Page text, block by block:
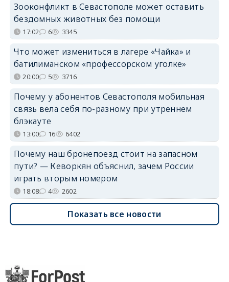
Зооконфликт в Севастополе может оставить
бездомных животных без помощи
17:02 6 3345
Что может измениться в лагере «Чайка» и
батилиманском «профессорском уголке»
20:00 5 3716
Почему у абонентов Севастополя мобильная
связь вела себя по-разному при утреннем
блэкауте
13:00 16 6402
Почему наш бронепоезд стоит на запасном
пути? — Кеворкян объяснил, зачем России
играть вторым номером
18:08 4 2602
Показать все новости